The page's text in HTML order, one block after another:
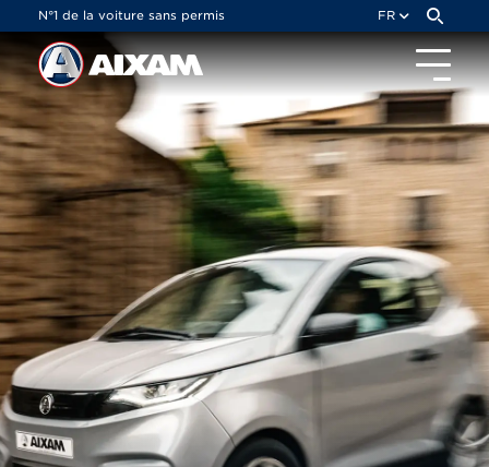
N°1 de la voiture sans permis FR
Panneau de gestion des cookies